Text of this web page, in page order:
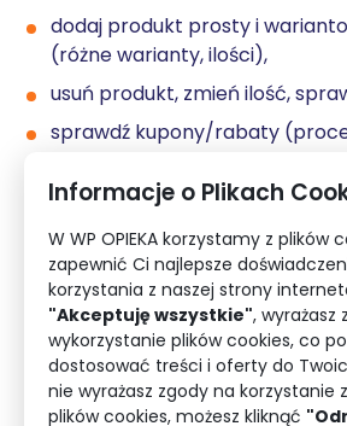
Informacje o Plikach
W WP OPIEKA korzystamy z plików
zapewnić Ci najlepsze
korzystania z naszej strony
"Akceptuję wszystkie", wyrażasz
wykorzystanie plików cookies, co
dostosować treści i oferty do
nie wyrażasz zgody na korzystanie
plików cookies, możesz kliknąć
dodaj produkt prosty i
(różne warianty, ilości),
usuń produkt, zmień ilość,
sprawdź kupony/rabaty
darmowa dostawa, kupony
sprawdź podatki (VAT), ceny
i zaokrąglenia,
przejdź pełny checkout jako
zalogowany klient.
2) Testy integracji z